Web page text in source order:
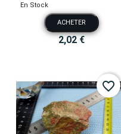
En Stock
ACHETER
2,02 €
favorite_border